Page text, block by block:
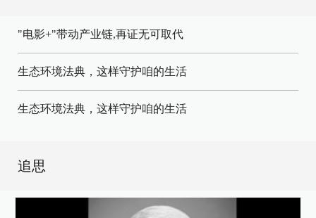
"电影+"带动产业链,再证无可取代
生态环境法典，这样守护咱的生活
生态环境法典，这样守护咱的生活
追思